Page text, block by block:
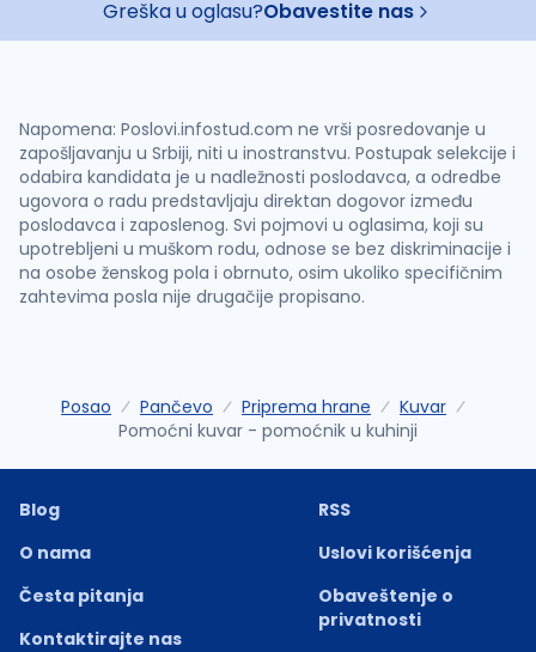
Greška u oglasu?Obavestite nas
Napomena: Poslovi.infostud.com ne vrši posredovanje u
zapošljavanju u Srbiji, niti u inostranstvu. Postupak selekcije i
odabira kandidata je u nadležnosti poslodavca, a odredbe
ugovora o radu predstavljaju direktan dogovor između
poslodavca i zaposlenog. Svi pojmovi u oglasima, koji su
upotrebljeni u muškom rodu, odnose se bez diskriminacije i
na osobe ženskog pola i obrnuto, osim ukoliko specifičnim
zahtevima posla nije drugačije propisano.
Posao Pančevo Priprema hrane
Kuvar
Pomoćni kuvar - pomoćnik u kuhinji
Blog
O nama
Česta pitanja
Kontaktirajte nas
RSS
Uslovi korišćenja
Obaveštenje o
privatnosti